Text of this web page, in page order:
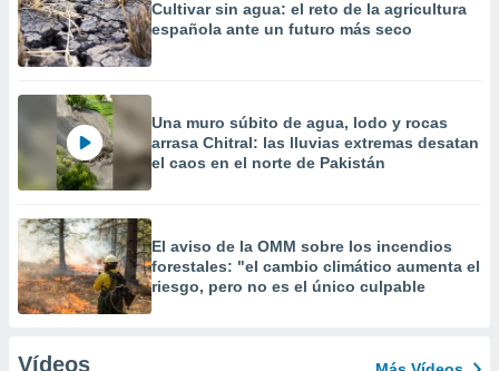
Cultivar sin agua: el reto de la agricultura
española ante un futuro más seco
Una muro súbito de agua, lodo y rocas
arrasa Chitral: las lluvias extremas desatan
el caos en el norte de Pakistán
El aviso de la OMM sobre los incendios
forestales: "el cambio climático aumenta el
riesgo, pero no es el único culpable
Vídeos